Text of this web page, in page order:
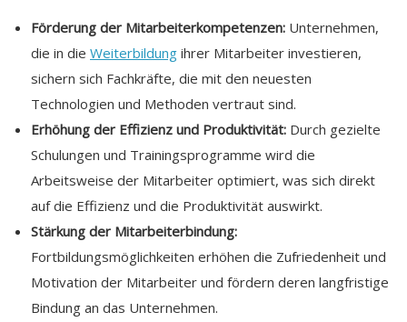
Förderung der Mitarbeiterkompetenzen: Unternehmen,
die in die Weiterbildung ihrer Mitarbeiter investieren,
sichern sich Fachkräfte, die mit den neuesten
Technologien und Methoden vertraut sind.
Erhöhung der Effizienz und Produktivität: Durch gezielte
Schulungen und Trainingsprogramme wird die
Arbeitsweise der Mitarbeiter optimiert, was sich direkt
auf die Effizienz und die Produktivität auswirkt.
Stärkung der Mitarbeiterbindung:
Fortbildungsmöglichkeiten erhöhen die Zufriedenheit und
Motivation der Mitarbeiter und fördern deren langfristige
Bindung an das Unternehmen.